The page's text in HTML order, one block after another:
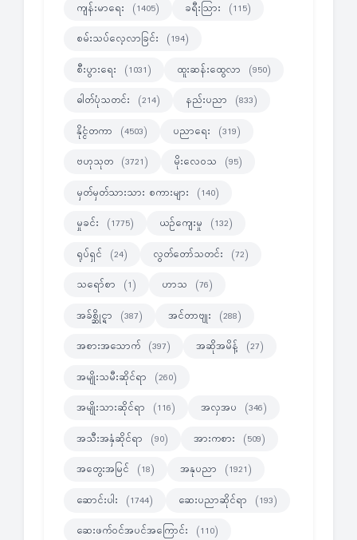
ကျန်းမာရေး (1405) ခရီးသြား (115)
စမ်းသပ်လေ့လာခြင်း (194)
စီးပွားရေး (1031) ထူးဆန်းထွေလာ (950)
ဓါတ်ပုံသတင်း (214) နည်းပညာ (833)
နိုင္ငံတကာ (4503) ပညာရေး (319)
ဗဟုသုတ (3721) မိုးလေဝသ (95)
မှတ်မှတ်သားသား စကားများ (140)
မှုခင်း (1775) ယဉ်ကျေးမှု (132)
ရုပ်ရှင် (24) လွတ်တော်သတင်း (72)
သရော်စာ (1) ဟာသ (76)
အခ်စ္ဆိုင္ရာ (387) အင်တာဗျုး (288)
အစားအသောက် (397) အဆိုအမိန့် (27)
အမျိုးသမီးဆိုင်ရာ (260)
အမျိုးသားဆိုင်ရာ (116) အလှအပ (346)
အသီးအနှံဆိုင်ရာ (90) အားကစား (509)
အတွေးအမြင် (18) အနုပညာ (1921)
ဆောင်းပါး (1744) ဆေးပညာဆိုင်ရာ (193)
ဆေးဖက်ဝင်အပင်အကြောင်း (110)